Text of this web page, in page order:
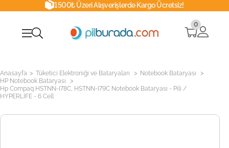
1500₺ Üzeri Alışverişlerde Kargo Ücretsiz!
0
Anasayfa > Tüketici Elektroniği ve Bataryaları > Notebook Bataryası >
HP Notebook Bataryası >
Hp Compaq HSTNN-I78C, HSTNN-I79C Notebook Bataryası - Pili /
HYPERLIFE - 6 Cell